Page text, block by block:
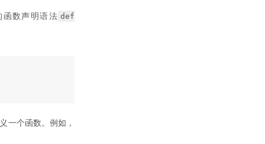
函数声明语法 def
一个函数。例如，